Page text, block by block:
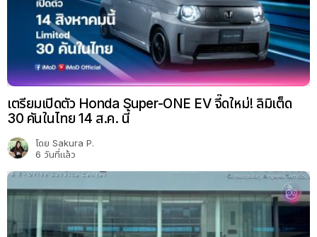
เตรียมเปิดตัว Honda Super-ONE EV จี๊ดใหม่! ลิมิเต็ด
30 คันในไทย 14 ส.ค. นี้
โดย Sakura P.
6 วันที่แล้ว